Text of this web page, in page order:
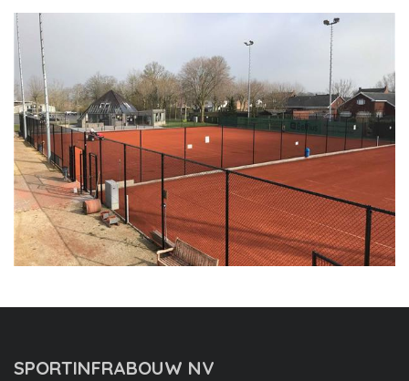
SPORTINFRABOUW NV